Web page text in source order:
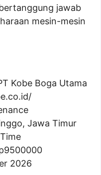
jawab
mesin-mesin
Kobe Boga Utama
Jawa Timur
9500000
2026